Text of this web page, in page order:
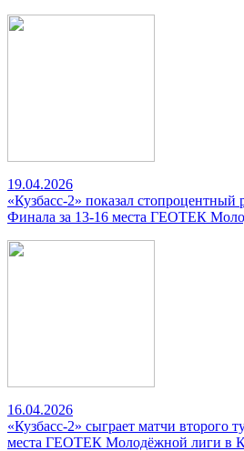
19.04.2026
«Кузбасс-2» показал стопроцентный
Финала за 13-16 места ГЕОТЕК
16.04.2026
«Кузбасс-2» сыграет матчи второго
места ГЕОТЕК Молодёжной лиги в